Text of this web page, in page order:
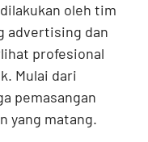
oleh tim
advertising dan
profesional
Mulai dari
pemasangan
yang matang.